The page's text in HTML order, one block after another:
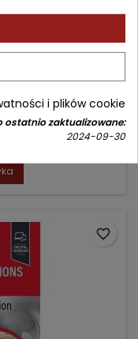
DIAGNOSIS,
PROBLEMS
favorite_border
i plików cookie
ostatnio zaktualizowane:
2024-09-30